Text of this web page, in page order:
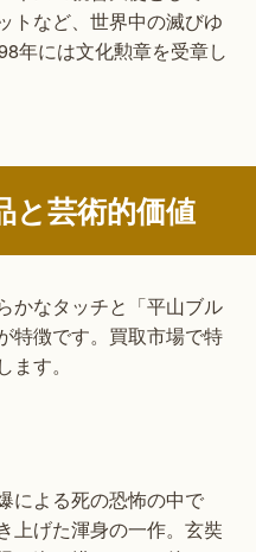
トなど、世界中の滅びゆ
年には文化勲章を受章し
と芸術的価値
かなタッチと「平山ブル
特徴です。買取市場で特
す。
による死の恐怖の中で
上げた渾身の一作。玄奘